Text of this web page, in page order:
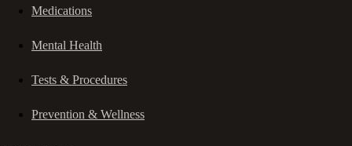
Medications
Mental Health
Tests & Procedures
Prevention & Wellness